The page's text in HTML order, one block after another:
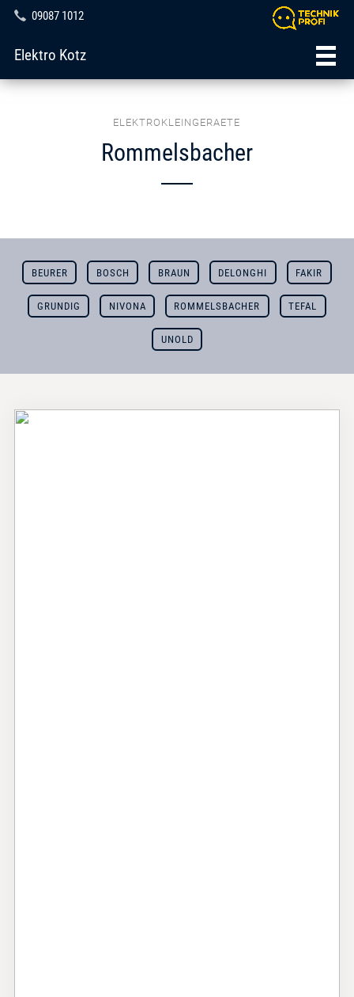
09087 1012
Elektro Kotz
ELEKTROKLEINGERAETE
Rommelsbacher
BEURER BOSCH BRAUN DELONGHI FAKIR
GRUNDIG NIVONA ROMMELSBACHER TEFAL
UNOLD